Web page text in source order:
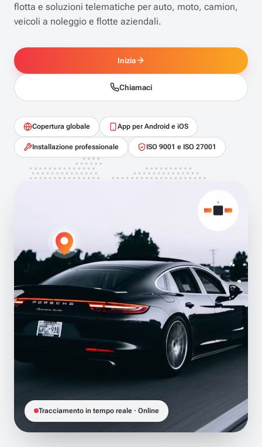
flotta e soluzioni telematiche per auto, moto, camion,
veicoli a noleggio e flotte aziendali.
Inizia
Chiamaci
Copertura globale App per Android e iOS
Installazione professionale ISO 9001 e ISO 27001
Tracciamento in tempo reale · Online